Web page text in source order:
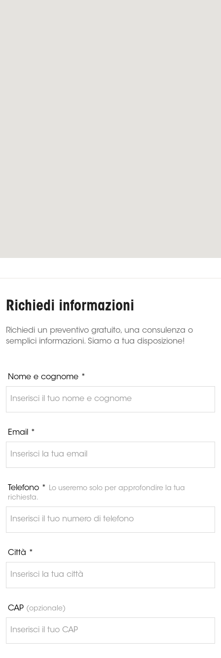
Richiedi informazioni
Richiedi un preventivo gratuito, una consulenza o
semplici informazioni. Siamo a tua disposizione!
Nome e cognome *
Email *
Telefono * Lo useremo solo per approfondire la tua
richiesta.
Città *
CAP (opzionale)